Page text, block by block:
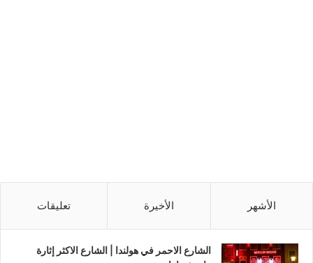
الأشهر الأخيرة تعليقات
الشارع الاحمر في هولندا | الشارع الاكثر إثارة